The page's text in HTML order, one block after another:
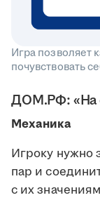
Игра позволяет
почувствовать
ДОМ.РФ: «На
Механика
Игроку нужно
пар и
с их